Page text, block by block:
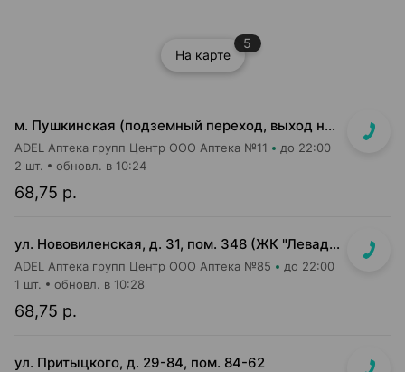
На карте
5
м. Пушкинская (подземный переход, выход на гостиницу "Орбита")
ADEL Аптека групп Центр ООО Аптека №11 до 22:00
68,75 р.
2 шт. обновл. в 10:24
ул. Нововиленская, д. 31, пом. 348 (ЖК "Левада")
ADEL Аптека групп Центр ООО Аптека №85 до 22:00
68,75 р.
1 шт. обновл. в 10:28
ул. Притыцкого, д. 29-84, пом. 84-62